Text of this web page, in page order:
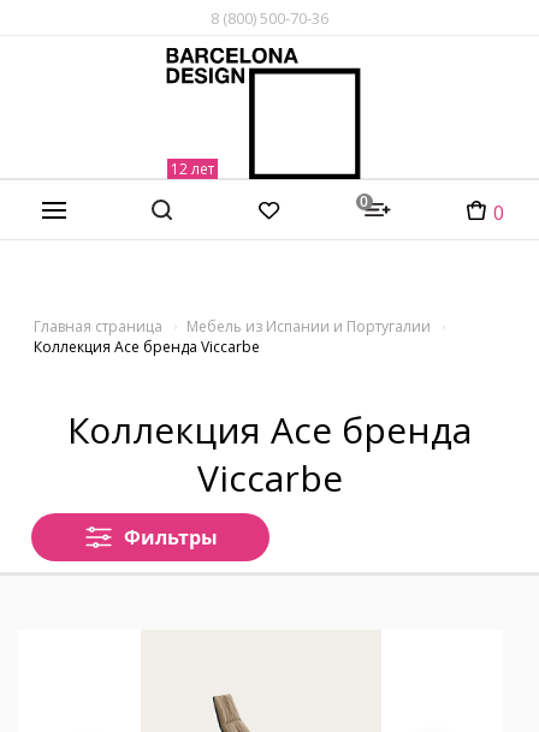
8 (800) 500-70-36
0 0
Главная страница
Мебель из Испании и Португалии
Коллекция Ace бренда Viccarbe
Коллекция Ace бренда
Viccarbe
Фильтры